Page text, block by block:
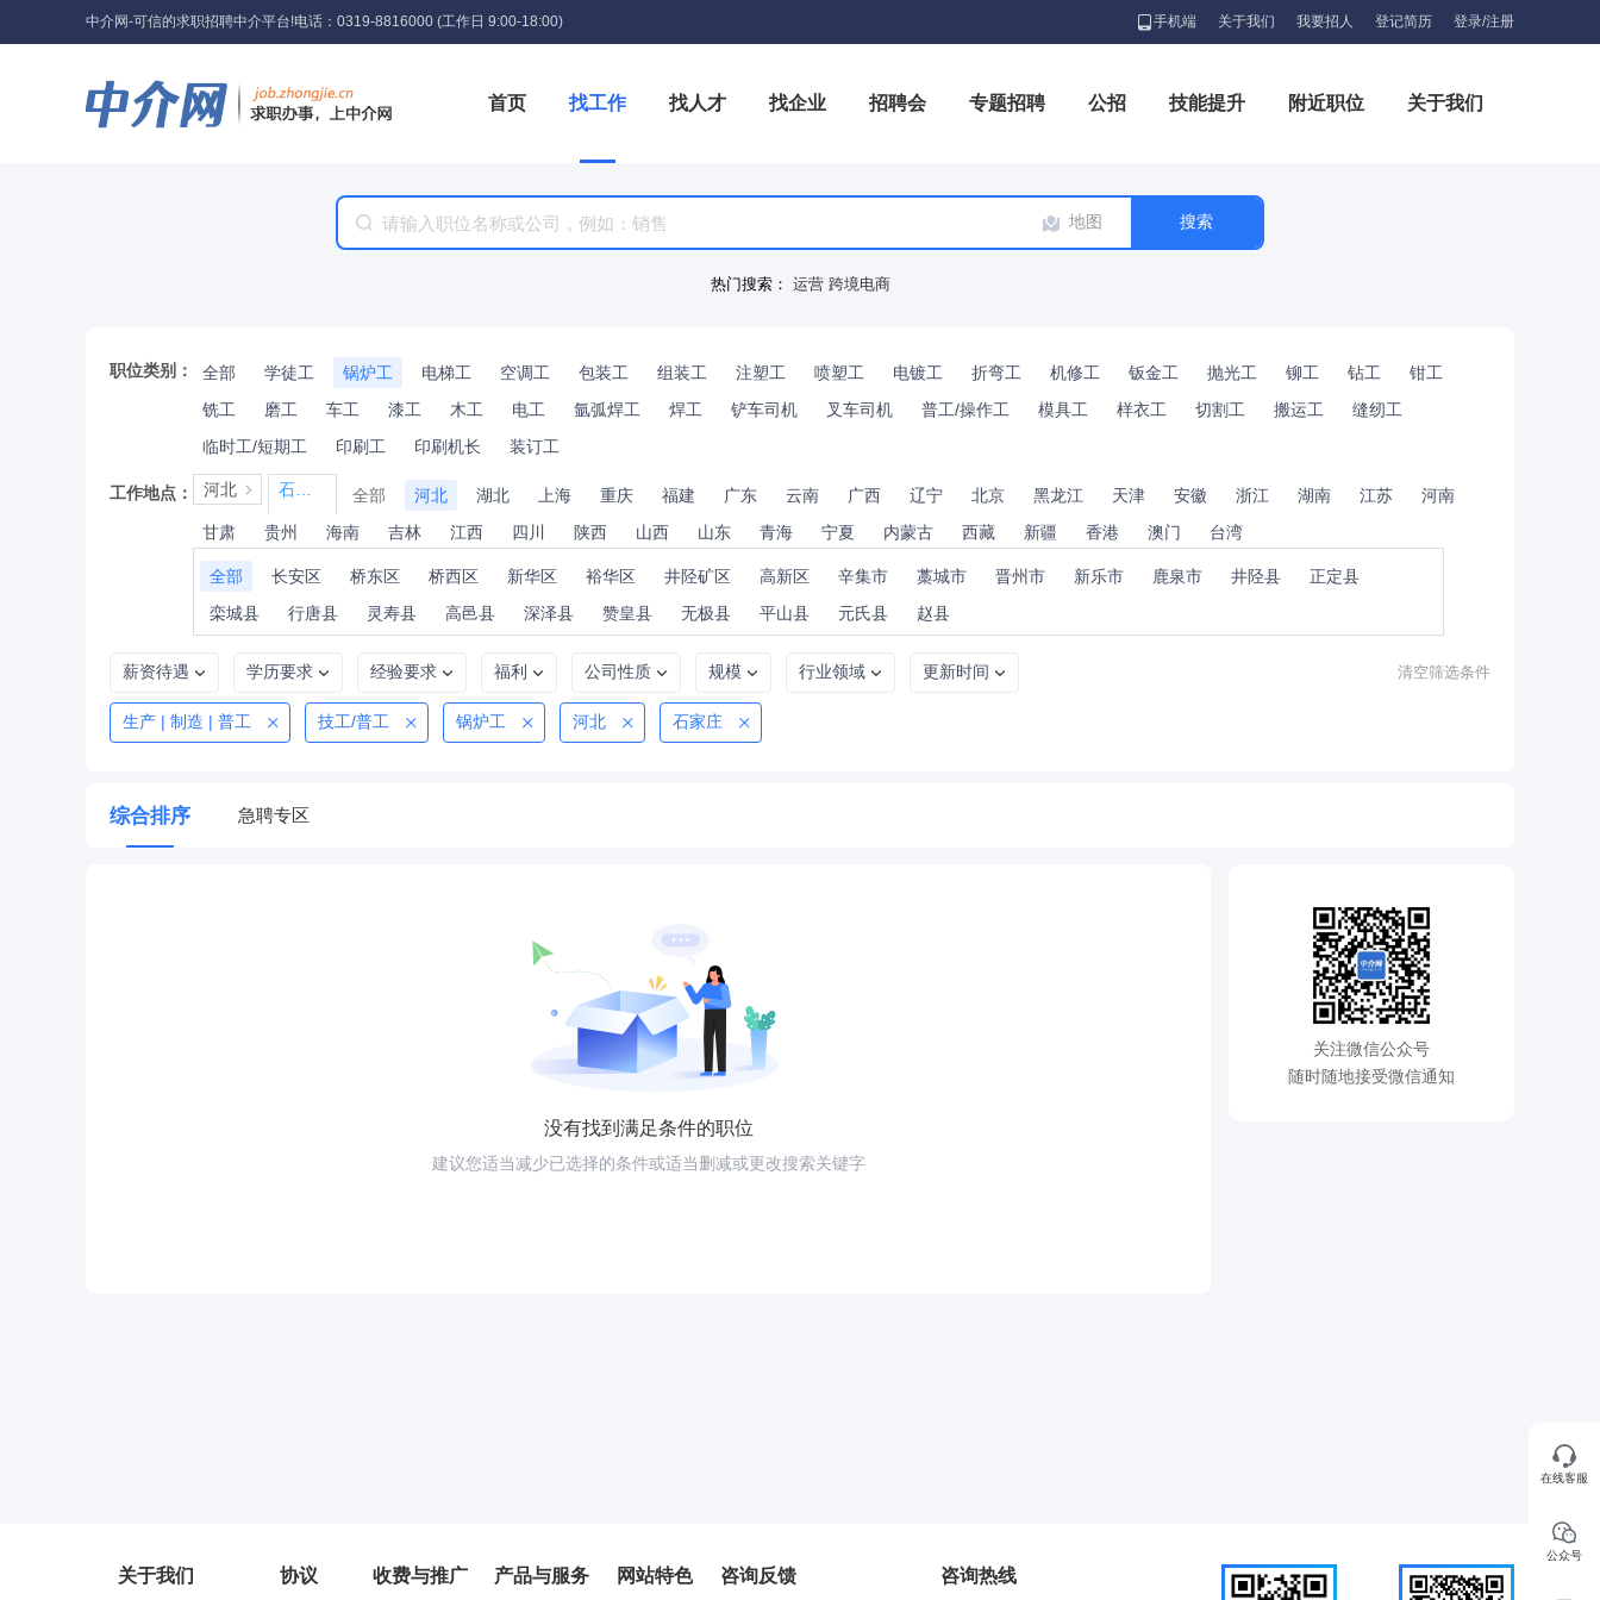
中介网-可信的求职招聘中介平台!电话：0319-8816000 (工作日 9:00-18:00) 手机端 关于我们 我要招人 登记简历 登录/注册
首页 找工作 找人才 找企业 招聘会 专题招聘 公招 技能提升 附近职位 关于我们
工具箱 地图
热门搜索： 运营 跨境电商
职位类别： 全部 学徒工 锅炉工 电梯工 空调工 包装工 组装工 注塑工 喷塑工 电镀工 折弯工 机修工 钣金工 抛光工 铆工 钻工
钳工
铣工
磨工 车工 漆工 木工 电工 氩弧焊工 焊工 铲车司机 叉车司机 普工/操作工 模具工 样衣工 切割工 搬运工
缝纫工
临时工/短期工
印刷工 印刷机长 装订工
工作地点： 河北 全部 河北 湖北 上海 重庆 福建 广东 云南 广西 辽宁 北京 黑龙江 天津 安徽 浙江 湖南 江苏
河南
甘肃
贵州 海南 吉林 江西 四川 陕西 山西 山东 青海 宁夏 内蒙古 西藏 新疆 香港 澳门 台湾
全部 长安区 桥东区 桥西区 新华区 裕华区 井陉矿区 高新区 辛集市 藁城市 晋州市 新乐市 鹿泉市 井陉县
正定县
栾城县
行唐县 灵寿县 高邑县 深泽县 赞皇县 无极县 平山县 元氏县 赵县
薪资待遇 学历要求 经验要求 福利 公司性质 规模 行业领域 更新时间
生产 | 制造 | 普工 技工/普工 锅炉工 河北 石家庄
清空筛选条件
综合排序 急聘专区
没有找到满足条件的职位
建议您适当减少已选择的条件或适当删减或更改搜索关键字
关注微信公众号
随时随地接受微信通知
关于我们 协议 收费与推广 产品与服务 网站特色 咨询反馈 咨询热线
在线客服
公众号